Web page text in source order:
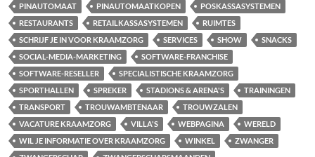
PINAUTOMAAT
PINAUTOMAATKOPEN
POSKASSASYSTEMEN
RESTAURANTS
RETAILKASSASYSTEMEN
RUIMTES
SCHRIJF JE IN VOOR KRAAMZORG
SERVICES SHOW
SNACKS
SOCIAL-MEDIA-MARKETING
SOFTWARE-FRANCHISE
SOFTWARE-RESELLER
SPECIALISTISCHE KRAAMZORG
SPORTHALLEN
SPREKER STADIONS & ARENA'S
TRAININGEN
TRANSPORT
TROUWAMBTENAAR
TROUWZALEN
VACATURE KRAAMZORG
VILLA'S WEBPAGINA
WERELD
WIL JE INFORMATIE OVER KRAAMZORG
WINKEL
ZWANGER